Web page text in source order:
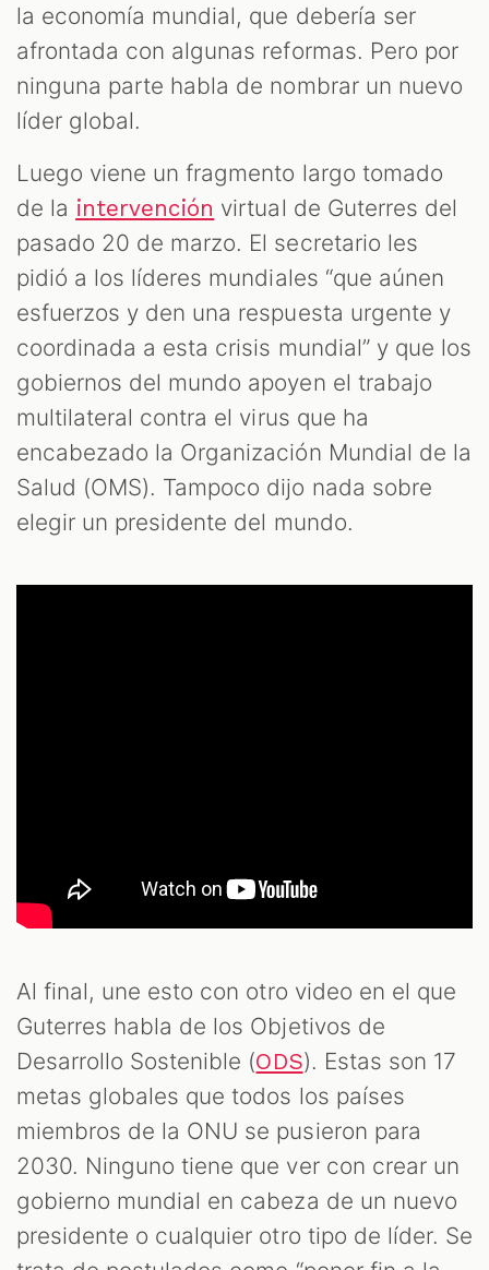
la economía mundial, que debería ser
afrontada con algunas reformas. Pero por
ninguna parte habla de nombrar un nuevo
líder global.
Luego viene un fragmento largo tomado
de la intervención virtual de Guterres del
pasado 20 de marzo. El secretario les
pidió a los líderes mundiales “que aúnen
esfuerzos y den una respuesta urgente y
coordinada a esta crisis mundial” y que los
gobiernos del mundo apoyen el trabajo
multilateral contra el virus que ha
encabezado la Organización Mundial de la
Salud (OMS). Tampoco dijo nada sobre
elegir un presidente del mundo.
Al final, une esto con otro video en el que
Guterres habla de los Objetivos de
Desarrollo Sostenible (ODS). Estas son 17
metas globales que todos los países
miembros de la ONU se pusieron para
2030. Ninguno tiene que ver con crear un
gobierno mundial en cabeza de un nuevo
presidente o cualquier otro tipo de líder. Se